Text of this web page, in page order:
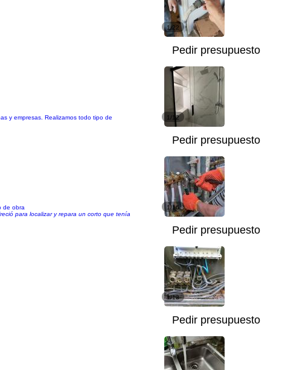
1/22
Pedir presupuesto
y empresas. Realizamos todo tipo de
1/12
Pedir presupuesto
de obra
para localizar y repara un corto que tenía
1/16
Pedir presupuesto
1/13
Pedir presupuesto